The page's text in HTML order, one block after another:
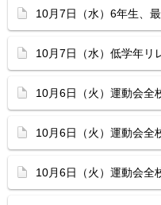
10月7日（水）6年生、
10月7日（水）低学年リ
10月6日（火）運動会
10月6日（火）運動会
10月6日（火）運動会